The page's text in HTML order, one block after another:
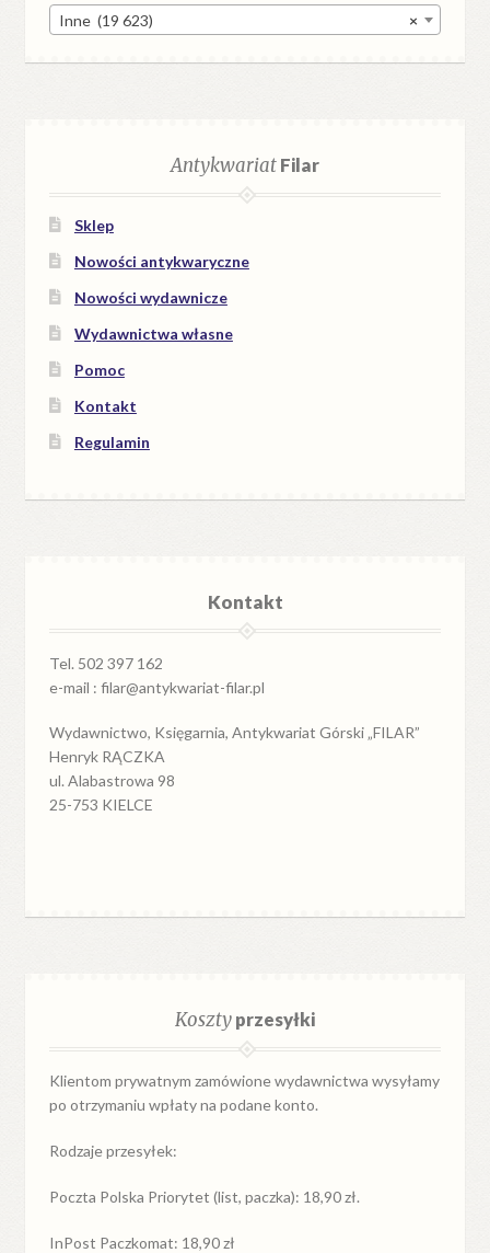
×
Inne (19 623)
AntykwariatFilar
Sklep
Nowości antykwaryczne
Nowości wydawnicze
Wydawnictwa własne
Pomoc
Kontakt
Regulamin
Kontakt
Tel. 502 397 162
e-mail : filar@antykwariat-filar.pl
Wydawnictwo, Księgarnia, Antykwariat Górski „FILAR”
Henryk RĄCZKA
ul. Alabastrowa 98
25-753 KIELCE
Kosztyprzesyłki
Klientom prywatnym zamówione wydawnictwa wysyłamy
po otrzymaniu wpłaty na podane konto.
Rodzaje przesyłek:
Poczta Polska Priorytet (list, paczka): 18,90 zł.
InPost Paczkomat: 18,90 zł